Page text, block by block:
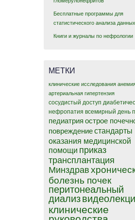
Бесплатные программы для
статистического анализа данных
Книги и журналы по нефрологии
МЕТКИ
клинические исследования
артериальная гипертензия
сосудистый доступ
нефропатия всемирный день
педиатрия острое
повреждение стандарты
оказания медицинской
помощи приказ
трансплантация
Минздрав
болезнь почек
перитонеальный
диализ
клинические